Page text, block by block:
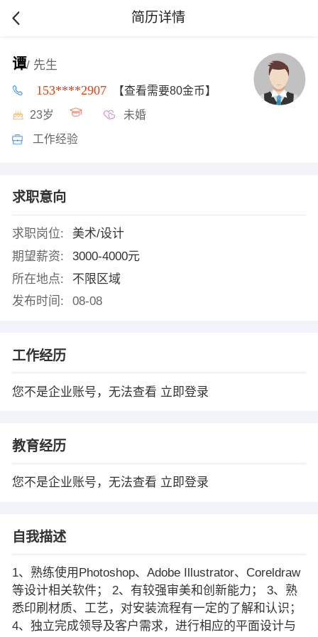
简历详情
谭/ 先生
153****2907 【查看需要80金币】
23岁 未婚
工作经验
求职意向
求职岗位:
美术/设计
期望薪资:
3000-4000元
所在地点:
不限区域
发布时间:
08-08
工作经历
您不是企业账号，无法查看 立即登录
教育经历
您不是企业账号，无法查看 立即登录
自我描述
1、熟练使用Photoshop、Adobe Illustrator、Coreldraw
等设计相关软件； 2、有较强审美和创新能力； 3、熟
悉印刷材质、工艺，对安装流程有一定的了解和认识；
4、独立完成领导及客户需求，进行相应的平面设计与